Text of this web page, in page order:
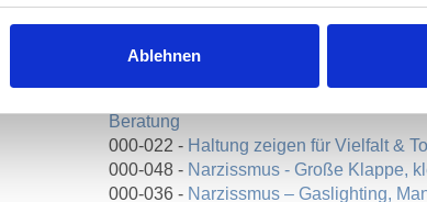
Ablehnen
000-028 -Burnout-Prophylaxe für
000-116 -Digital & Lebendig: Kniffe und
Erlebnisaktivierende
Beratung
000-022 - Haltung zeigen für Vielfalt &
000-048 - Narzissmus - Große Klappe,
000-036 - Narzissmus – Gaslighting,